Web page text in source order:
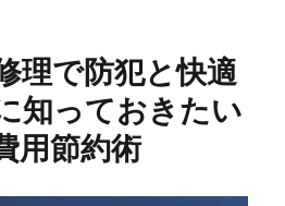
理で防犯と快適
知っておきたい
用節約術